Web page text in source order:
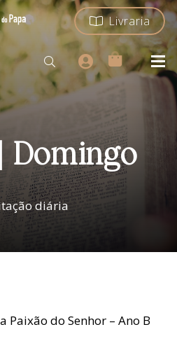
Livraria
Domingo
diária
Paixão do Senhor – Ano B